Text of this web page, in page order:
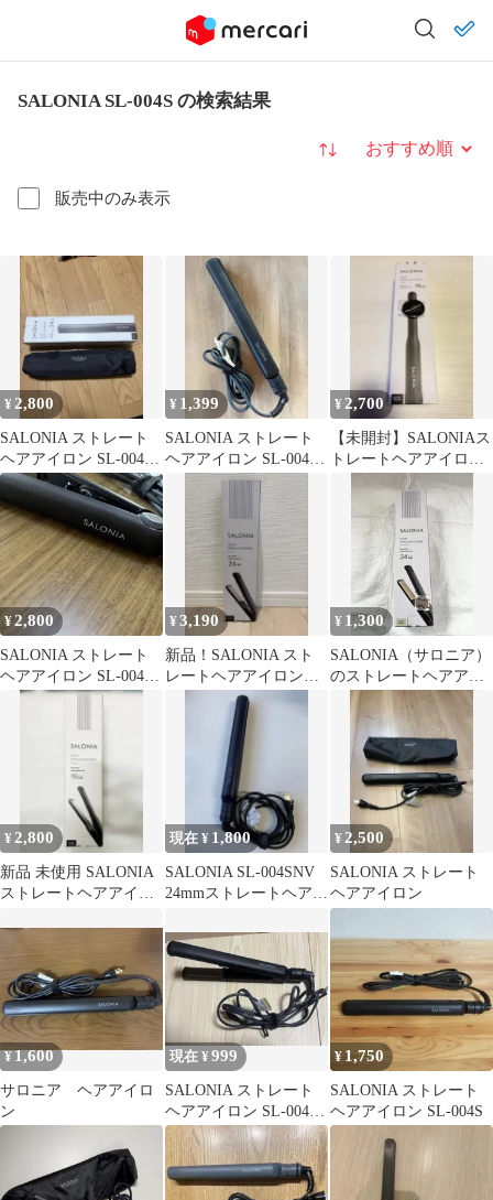
SALONIA SL-004S の検索結果
販売中のみ表示
並び替え
¥ 2,800
SALONIA ストレート
ヘアアイロン SL-004S
本体
¥ 1,399
SALONIA ストレート
ヘアアイロン SL-004S
ブラック
¥ 2,700
【未開封】SALONIAス
トレートヘアアイロン
15mm ブラック SL-
¥2,800
SALONIA ストレート
ヘアアイロン SL-004S
本体
¥3,190
新品！SALONIA スト
レートヘアアイロン
24mm ブラック SL-
¥ 1,300
SALONIA（サロニア）
のストレートヘアアイ
ロン（SL-004S）
¥2,800
新品 未使用 SALONIA
ストレートヘアアイロ
現在 ¥ 1,800
SALONIA SL-004SNV
24mmストレートヘアア
¥2,500
SALONIA ストレート
ヘアアイロン
¥1,600
サロニア ヘアアイロ
ン
現在 ¥999
SALONIA ストレート
ヘアアイロン SL-004S
ブラック
¥ 1,750
SALONIA ストレート
ヘアアイロン SL-004S